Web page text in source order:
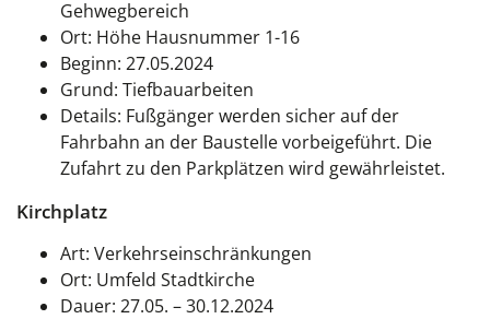
Gehwegbereich
Ort: Höhe Hausnummer 1-16
Beginn: 27.05.2024
Grund: Tiefbauarbeiten
Details: Fußgänger werden sicher auf der
Fahrbahn an der Baustelle vorbeigeführt. Die
Zufahrt zu den Parkplätzen wird gewährleistet.
Kirchplatz
Art: Verkehrseinschränkungen
Ort: Umfeld Stadtkirche
Dauer: 27.05. – 30.12.2024